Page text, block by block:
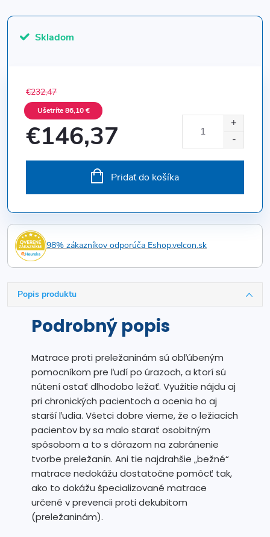
Skladom
€232,47
Ušetríte 86,10 €
€146,37
Pridať do košíka
98% zákazníkov odporúča Eshop.velcon.sk
Popis produktu
Podrobný popis
Matrace proti preležaninám sú obľúbeným
pomocníkom pre ľudí po úrazoch, a ktorí sú
nútení ostať dlhodobo ležať. Využitie nájdu aj
pri chronických pacientoch a ocenia ho aj
starší ľudia. Všetci dobre vieme, že o ležiacich
pacientov by sa malo starať osobitným
spôsobom a to s dôrazom na zabránenie
tvorbe preležanín. Ani tie najdrahšie „bežné“
matrace nedokážu dostatočne pomôcť tak,
ako to dokážu špecializované matrace
určené v prevencii proti dekubitom
(preležaninám).